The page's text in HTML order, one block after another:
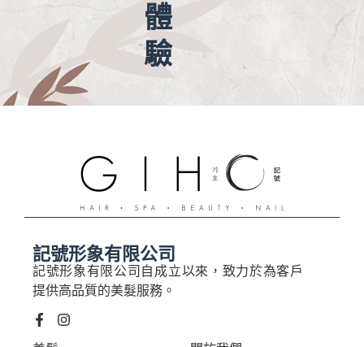
體
驗
記號形象有限公司
記號形象有限公司自成立以來，致力於為客戶
提供高品質的美髮服務。